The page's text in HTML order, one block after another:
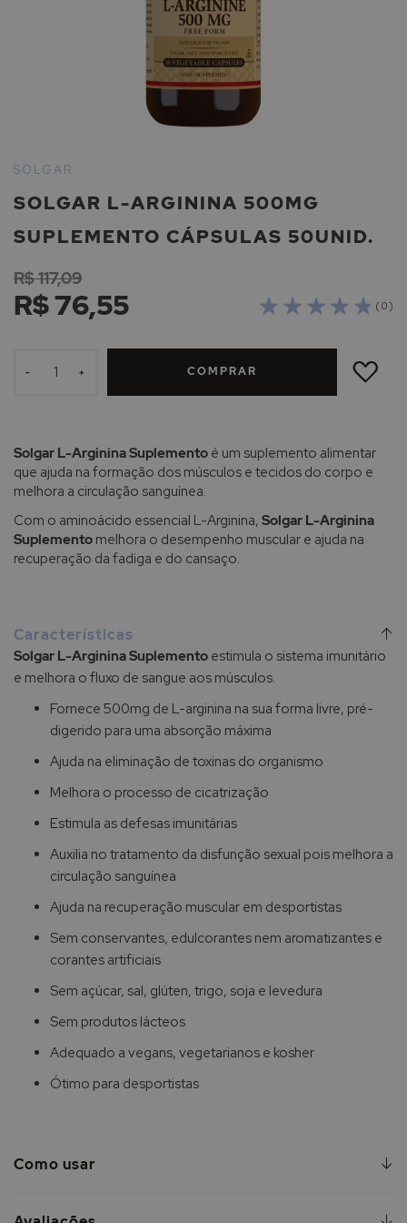
para
início
Galeria
imagens
SOLGAR L-ARGININA 500MG
SUPLEMENTO CÁPSULAS 50UNID.
SOLGAR
( 0 )
R$ 76,55
R$ 117,09
- + COMPRAR
ADICIONAR
LISTA
Solgar L-Arginina Suplemento é um suplemento alimentar
que ajuda na formação dos músculos e tecidos do corpo e
melhora a circulação sanguínea.
Com o aminoácido essencial L-Arginina, Solgar L-Arginina
Suplemento melhora o desempenho muscular e ajuda na
recuperação da fadiga e do cansaço.
Características
Solgar L-Arginina Suplemento estimula o sistema imunitário
e melhora o fluxo de sangue aos músculos.
Fornece 500mg de L-arginina na sua forma livre, pré-
digerido para uma absorção máxima
Ajuda na eliminação de toxinas do organismo
Melhora o processo de cicatrização
Estimula as defesas imunitárias
Auxilia no tratamento da disfunção sexual pois melhora a
circulação sanguínea
Ajuda na recuperação muscular em desportistas
Sem conservantes, edulcorantes nem aromatizantes e
corantes artificiais
Sem açúcar, sal, glúten, trigo, soja e levedura
Sem produtos lácteos
Adequado a vegans, vegetarianos e kosher
Ótimo para desportistas
Como usar